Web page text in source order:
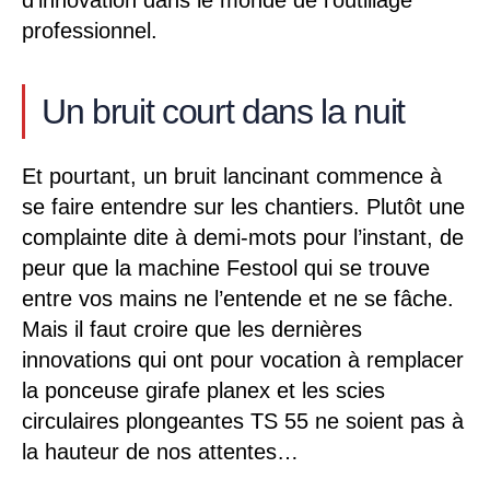
professionnel.
Un bruit court dans la nuit
Et pourtant, un bruit lancinant commence à
se faire entendre sur les chantiers. Plutôt une
complainte dite à demi-mots pour l’instant, de
peur que la machine Festool qui se trouve
entre vos mains ne l’entende et ne se fâche.
Mais il faut croire que les dernières
innovations qui ont pour vocation à remplacer
la ponceuse girafe planex et les scies
circulaires plongeantes TS 55 ne soient pas à
la hauteur de nos attentes…